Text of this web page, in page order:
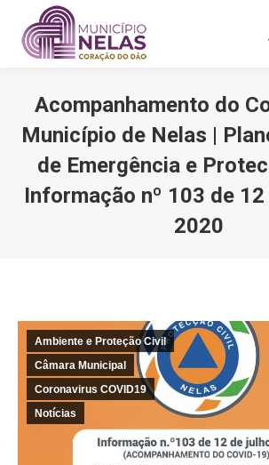
Acompanhamento do
Município de Nelas |
de Emergência e
Informação nº 103 de
2020
Ambiente e Proteção Civil
Câmara Municipal
Coronavirus COVID19
Notícias